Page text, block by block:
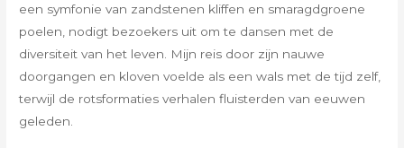
een symfonie van zandstenen kliffen en smaragdgroene
poelen, nodigt bezoekers uit om te dansen met de
diversiteit van het leven. Mijn reis door zijn nauwe
doorgangen en kloven voelde als een wals met de tijd zelf,
terwijl de rotsformaties verhalen fluisterden van eeuwen
geleden.